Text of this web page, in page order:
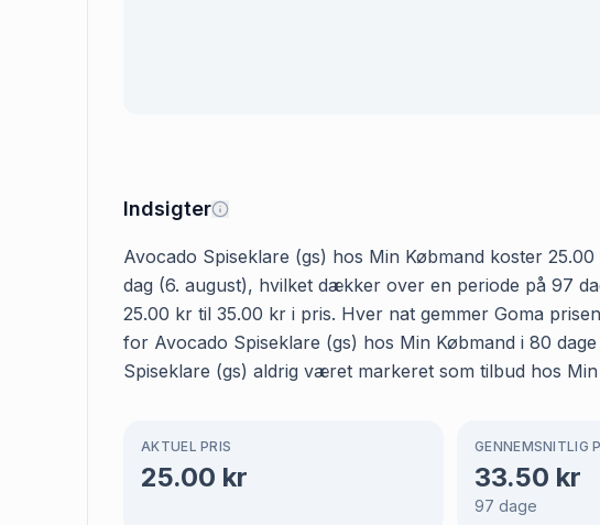
Indsigter
Avocado Spiseklare (gs) hos Min Købmand koster
dag (6. august), hvilket dækker over en periode på 97
25.00 kr til 35.00 kr i pris. Hver nat gemmer Goma
for Avocado Spiseklare (gs) hos Min Købmand i 80
Spiseklare (gs) aldrig været markeret som tilbud hos Min
AKTUEL PRIS
25.00 kr
GENNEMSNITLIG
33.50 kr
97 dage